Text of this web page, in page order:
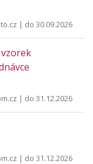
| do 30.09.2026
| do 31.12.2026
| do 31.12.2026